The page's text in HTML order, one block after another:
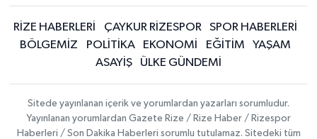
RİZE HABERLERİ ÇAYKUR RİZESPOR
SPOR HABERLERİ
BÖLGEMİZ
POLİTİKA EKONOMİ EĞİTİM
YAŞAM
ASAYİŞ
ÜLKE GÜNDEMİ
Sitede yayınlanan içerik ve yorumlardan yazarları sorumludur.
Yayınlanan yorumlardan Gazete Rize / Rize Haber / Rizespor
Haberleri / Son Dakika Haberleri sorumlu tutulamaz. Sitedeki tüm